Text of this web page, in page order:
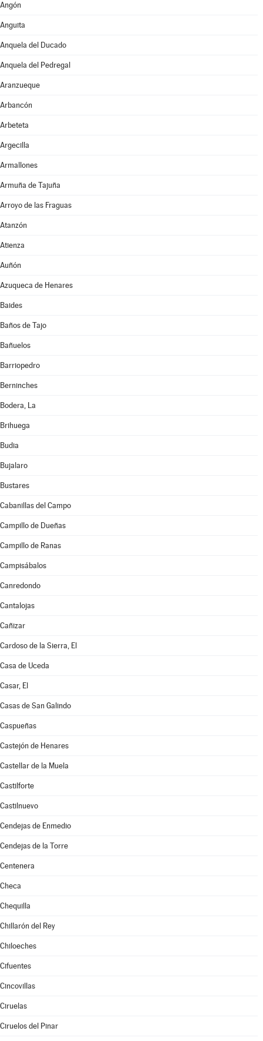
Angón
Anguita
Anquela del Ducado
Anquela del Pedregal
Aranzueque
Arbancón
Arbeteta
Argecilla
Armallones
Armuña de Tajuña
Arroyo de las Fraguas
Atanzón
Atienza
Auñón
Azuqueca de Henares
Baides
Baños de Tajo
Bañuelos
Barriopedro
Berninches
Bodera, La
Brihuega
Budia
Bujalaro
Bustares
Cabanillas del Campo
Campillo de Dueñas
Campillo de Ranas
Campisábalos
Canredondo
Cantalojas
Cañizar
Cardoso de la Sierra, El
Casa de Uceda
Casar, El
Casas de San Galindo
Caspueñas
Castejón de Henares
Castellar de la Muela
Castilforte
Castilnuevo
Cendejas de Enmedio
Cendejas de la Torre
Centenera
Checa
Chequilla
Chillarón del Rey
Chiloeches
Cifuentes
Cincovillas
Ciruelas
Ciruelos del Pinar